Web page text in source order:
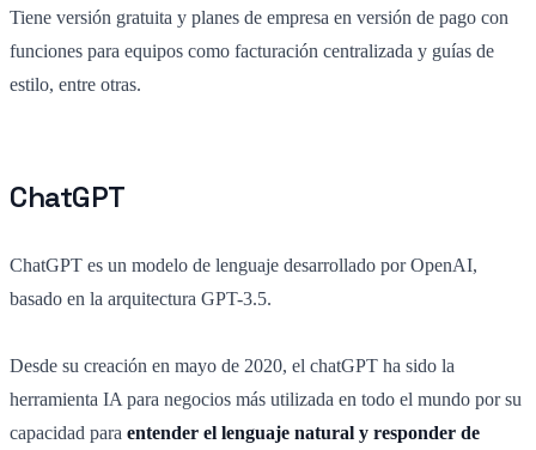
Tiene versión gratuita y planes de empresa en versión de pago con
funciones para equipos como facturación centralizada y guías de
estilo, entre otras.
ChatGPT
ChatGPT es un modelo de lenguaje desarrollado por OpenAI,
basado en la arquitectura GPT-3.5.
Desde su creación en mayo de 2020, el chatGPT ha sido la
herramienta IA para negocios más utilizada en todo el mundo por su
capacidad para entender el lenguaje natural y responder de